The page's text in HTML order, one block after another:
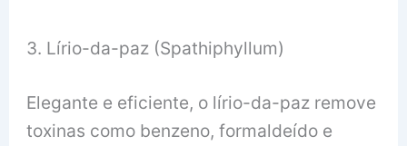
3. Lírio-da-paz (Spathiphyllum)
Elegante e eficiente, o lírio-da-paz remove
toxinas como benzeno, formaldeído e